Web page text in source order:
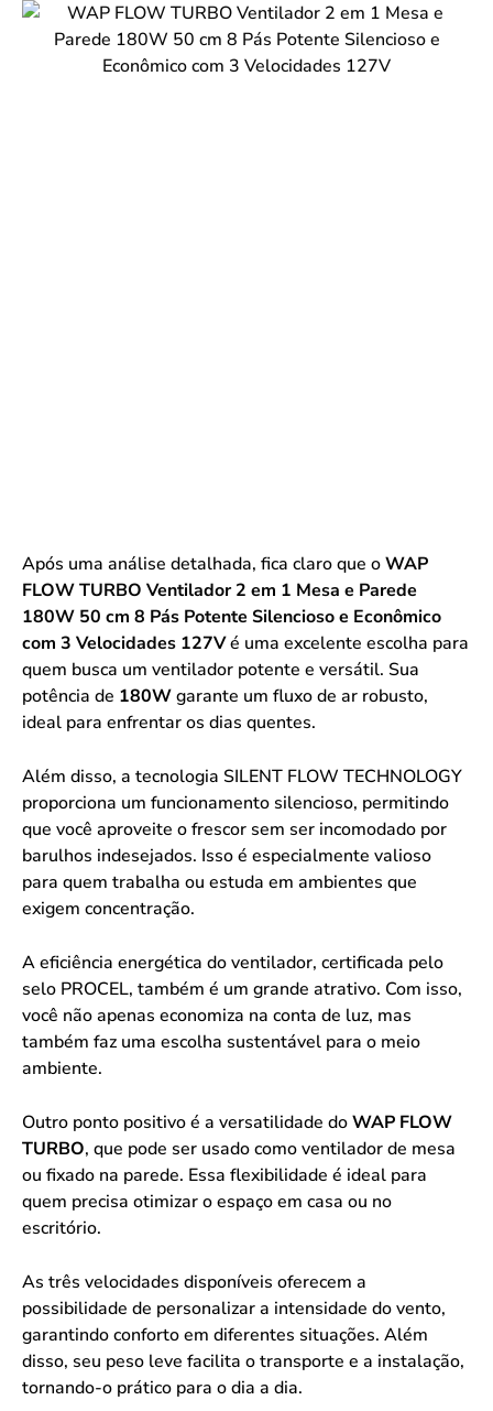
Após uma análise detalhada, fica claro que oWAP
FLOW TURBO Ventilador 2 em 1 Mesa e Parede
180W 50 cm 8 Pás Potente Silencioso e Econômico
com 3 Velocidades 127Vé uma excelente escolha para
quem busca um ventilador potente e versátil. Sua
potência de 180Wgarante um fluxo de ar robusto,
ideal para enfrentar os dias quentes.
Além disso, a tecnologia SILENT FLOW TECHNOLOGY
proporciona um funcionamento silencioso, permitindo
que você aproveite o frescor sem ser incomodado por
barulhos indesejados. Isso é especialmente valioso
para quem trabalha ou estuda em ambientes que
exigem concentração.
A eficiência energética do ventilador, certificada pelo
selo PROCEL, também é um grande atrativo. Com isso,
você não apenas economiza na conta de luz, mas
também faz uma escolha sustentável para o meio
ambiente.
Outro ponto positivo é a versatilidade doWAP FLOW
TURBO, que pode ser usado como ventilador de mesa
ou fixado na parede. Essa flexibilidade é ideal para
quem precisa otimizar o espaço em casa ou no
escritório.
As três velocidades disponíveis oferecem a
possibilidade de personalizar a intensidade do vento,
garantindo conforto em diferentes situações. Além
disso, seu peso leve facilita o transporte e a instalação,
tornando-o prático para o dia a dia.